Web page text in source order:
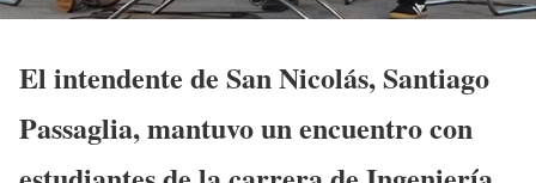
El intendente de San Nicolás, Santiago
Passaglia, mantuvo un encuentro con